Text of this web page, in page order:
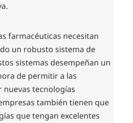
farmacéuticas necesitan
un robusto sistema de
sistemas desempeñan un
de permitir a las
nuevas tecnologías
también tienen que
que tengan excelentes